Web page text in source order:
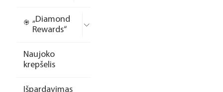
„Diamond
Rewards“
Naujoko
krepšelis
Išpardavimas